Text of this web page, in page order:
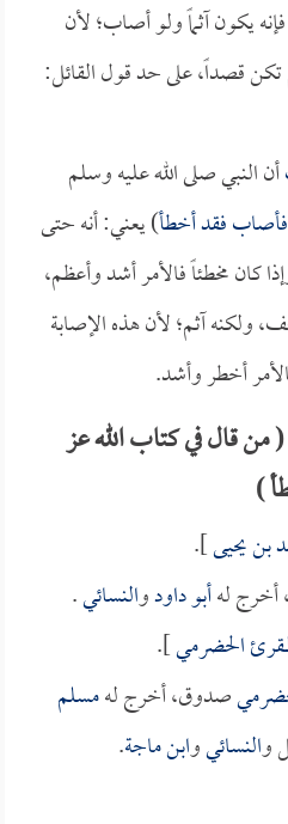
يكون آثماً ولو أصاب؛ لأن
تكن قصداً، على حد قول القائل:
أن النبي صلى الله عليه وسلم
فأصاب فقد أخطأ) يعني: أنه حتى
كان مخطئاً فالأمر أشد وأعظم،
ولكنه آثم؛ لأن هذه الإصابة
أخطر وأشد.
قال في كتاب الله عز
)
بن يحيى].
أخرج لهأبو داودوالنسائي.
الحضرمي].
صدوق، أخرج لهمسلم
والنسائيوابن ماجة.